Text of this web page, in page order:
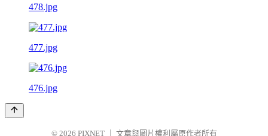
478.jpg
477.jpg
476.jpg
© 2026 PIXNET 文章與圖片權利屬原作者所有